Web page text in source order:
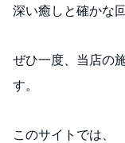
深い癒しと確かな
ぜひ一度、当店の
す。
このサイトでは、